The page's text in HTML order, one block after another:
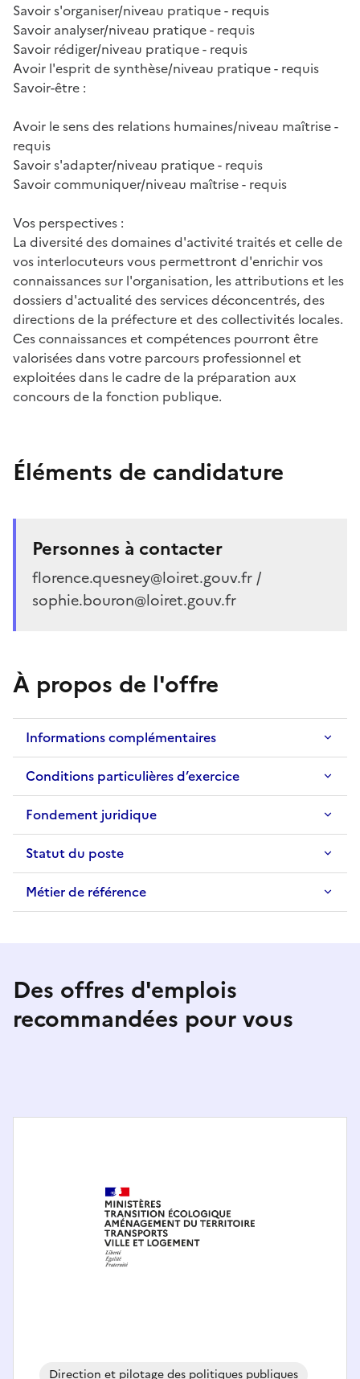
Savoir s'organiser/niveau pratique - requis
Savoir analyser/niveau pratique - requis
Savoir rédiger/niveau pratique - requis
Avoir l'esprit de synthèse/niveau pratique - requis
Savoir-être :
Avoir le sens des relations humaines/niveau maîtrise -
requis
Savoir s'adapter/niveau pratique - requis
Savoir communiquer/niveau maîtrise - requis
Vos perspectives :
La diversité des domaines d'activité traités et celle de
vos interlocuteurs vous permettront d'enrichir vos
connaissances sur l'organisation, les attributions et les
dossiers d'actualité des services déconcentrés, des
directions de la préfecture et des collectivités locales.
Ces connaissances et compétences pourront être
valorisées dans votre parcours professionnel et
exploitées dans le cadre de la préparation aux
concours de la fonction publique.
Éléments de candidature
Personnes à contacter
florence.quesney@loiret.gouv.fr /
sophie.bouron@loiret.gouv.fr
À propos de l'offre
Informations complémentaires
Conditions particulières d’exercice
Fondement juridique
Statut du poste
Métier de référence
Des offres d'emplois
recommandées pour vous
Direction et pilotage des politiques publiques